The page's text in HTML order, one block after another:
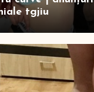
tgjiu